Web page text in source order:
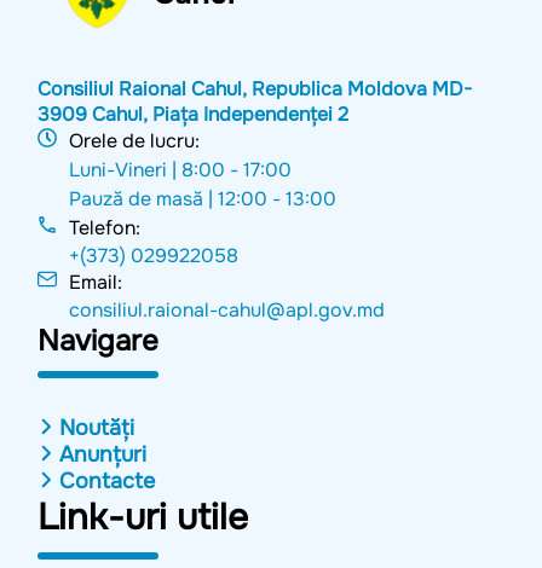
Consiliul Raional Cahul, Republica Moldova MD-
3909 Cahul, Piața Independenței 2
Orele de lucru:
Luni-Vineri | 8:00 - 17:00
Pauză de masă |12:00 - 13:00
Telefon:
+(373) 029922058
Email:
consiliul.raional-cahul@apl.gov.md
Navigare
Noutăți
Anunțuri
Contacte
Link-uri utile